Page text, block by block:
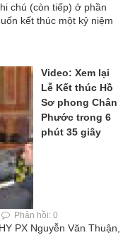
chú (còn tiếp) ở phần
kết thúc một kỷ niệm
Video: Xem lại
Lễ Kết thúc Hồ
Sơ phong Chân
Phước trong 6
phút 35 giây
Phản hồi: 0
PX Nguyễn Văn Thuận,